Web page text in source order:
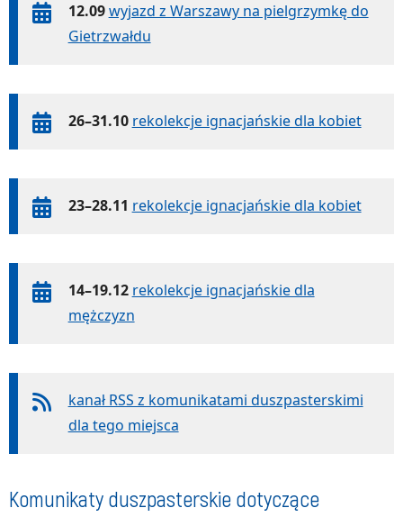
12.09 wyjazd z Warszawy na pielgrzymkę do
Gietrzwałdu
26–31.10 rekolekcje ignacjańskie dla kobiet
23–28.11 rekolekcje ignacjańskie dla kobiet
14–19.12 rekolekcje ignacjańskie dla
mężczyzn
kanał RSS z komunikatami duszpasterskimi
dla tego miejsca
Komunikaty duszpasterskie dotyczące